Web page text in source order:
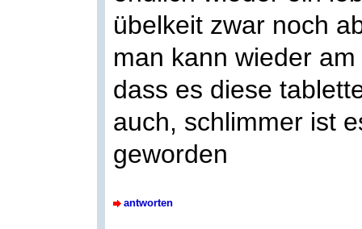
übelkeit zwar noch
man kann wieder
dass es diese
auch, schlimmer ist
geworden
antworten